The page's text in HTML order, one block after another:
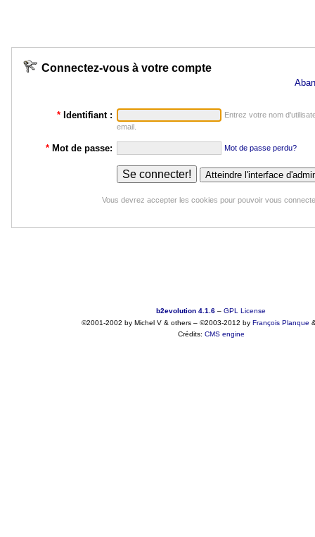
Connectez-vous à votre compte
* Identifiant :
Entrez votre nom
email.
* Mot de passe: Mot de passe perdu?
Vous devrez accepter les cookies pour pouvoir vous
b2evolution 4.1.6 – GPL License
©2001-2002 by Michel V & others– ©2003-2012 by François Planque
Crédits: CMS engine